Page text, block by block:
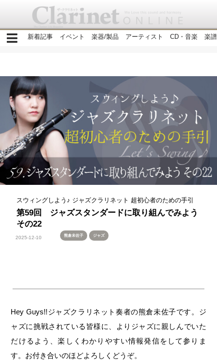
新着記事 イベント 楽器/製品 アーティスト CD・音楽 楽
スウィングしよう♪ ジャズクラリネット 超初心者のための手引
第59回 ジャズスタンダードに取り組んでみよう
その22
2025-12-10 熊倉未佐子 ジャズ
Hey Guys!!ジャズクラリネット奏者の熊倉未佐子です。ジ
ャズに挑戦されている皆様に、よりジャズに親しんでいた
だけるよう、楽しくわかりやすい情報発信をして参りま
す。お付き合いのほどよろしくどうぞ。